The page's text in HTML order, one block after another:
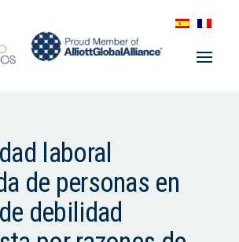
laboral
de personas en
debilidad